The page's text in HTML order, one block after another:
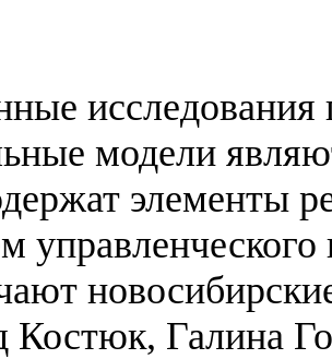
исследования
модели
элементы
Костюк, Галина